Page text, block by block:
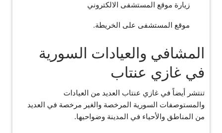
زيارة موقع المستشفى الالكتروني
موقع المستشفى على الخريطة.
المشافي والعيادات السورية
في غازي عنتاب
تنتشر أيضاً في غازي عنتاب العديد من العيادات
والمستوصفات السورية المرخصة والغير مرخصة في العديد
من المناطق والأحياء في المدينة وضواحيها.